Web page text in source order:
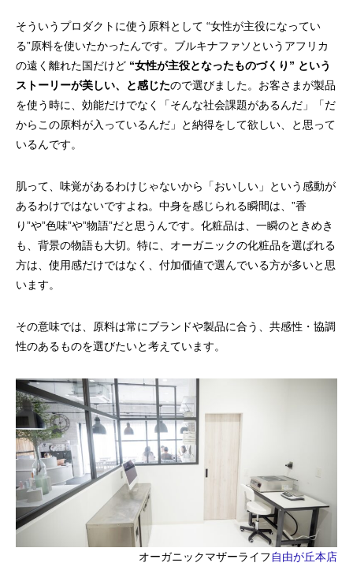
そういうプロダクトに使う原料として “女性が主役になってい
る”原料を使いたかったんです。ブルキナファソというアフリカ
の遠く離れた国だけど “女性が主役となったものづくり” という
ストーリーが美しい、と感じたので選びました。お客さまが製品
を使う時に、効能だけでなく「そんな社会課題があるんだ」「だ
からこの原料が入っているんだ」と納得をして欲しい、と思って
いるんです。
肌って、味覚があるわけじゃないから「おいしい」という感動が
あるわけではないですよね。中身を感じられる瞬間は、”香
り”や”色味”や”物語”だと思うんです。化粧品は、一瞬のときめき
も、背景の物語も大切。特に、オーガニックの化粧品を選ばれる
方は、使用感だけではなく、付加価値で選んでいる方が多いと思
います。
その意味では、原料は常にブランドや製品に合う、共感性・協調
性のあるものを選びたいと考えています。
オーガニックマザーライフ自由が丘本店